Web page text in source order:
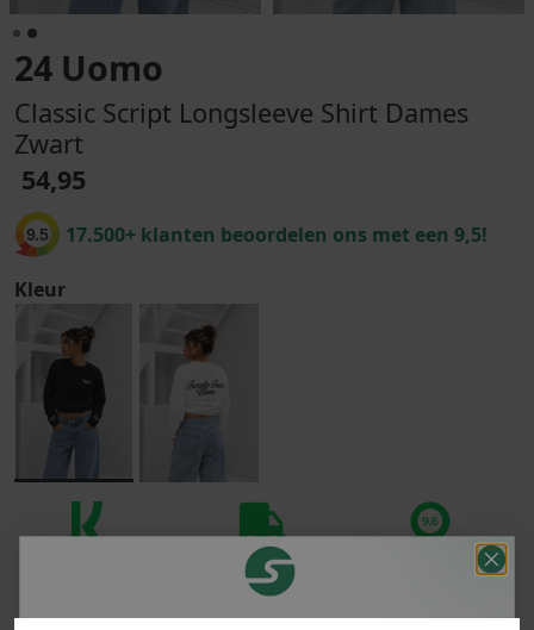
24 Uomo
Classic Script Longsleeve Shirt Dames
Zwart
54,95
9.5 17.500+ klanten beoordelen ons met een 9,5!
Kleur
Voor 23:59 besteld
is morgen in huis!*
met een 9,6!